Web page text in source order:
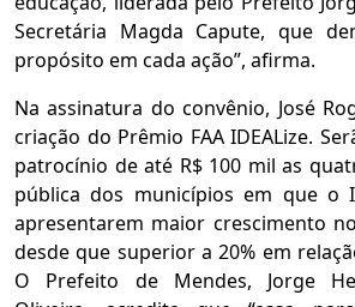
Secretária Magda Capute, que
propósito em cada ação”, afirma.
Na assinatura do convênio, José
criação do Prêmio FAA IDEALize.
patrocínio de até R$ 100 mil as
pública dos municípios em que o
apresentarem maior crescimento
desde que superior a 20% em
O Prefeito de Mendes, Jorge